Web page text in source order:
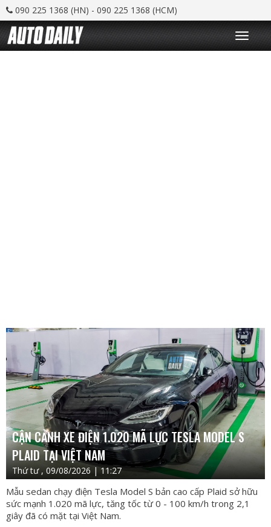
090 225 1368 (HN) - 090 225 1368 (HCM)
T
o
g
CẬN CẢNH XE ĐIỆN 1.020 MÃ LỰC TESLA MODEL S
PLAID TẠI VIỆT NAM
Thứ tư , 09/08/2026 | 11:27
Mẫu sedan chạy điện Tesla Model S bản cao cấp Plaid sở hữu
sức mạnh 1.020 mã lực, tăng tốc từ 0 - 100 km/h trong 2,1
giây đã có mặt tại Việt Nam.